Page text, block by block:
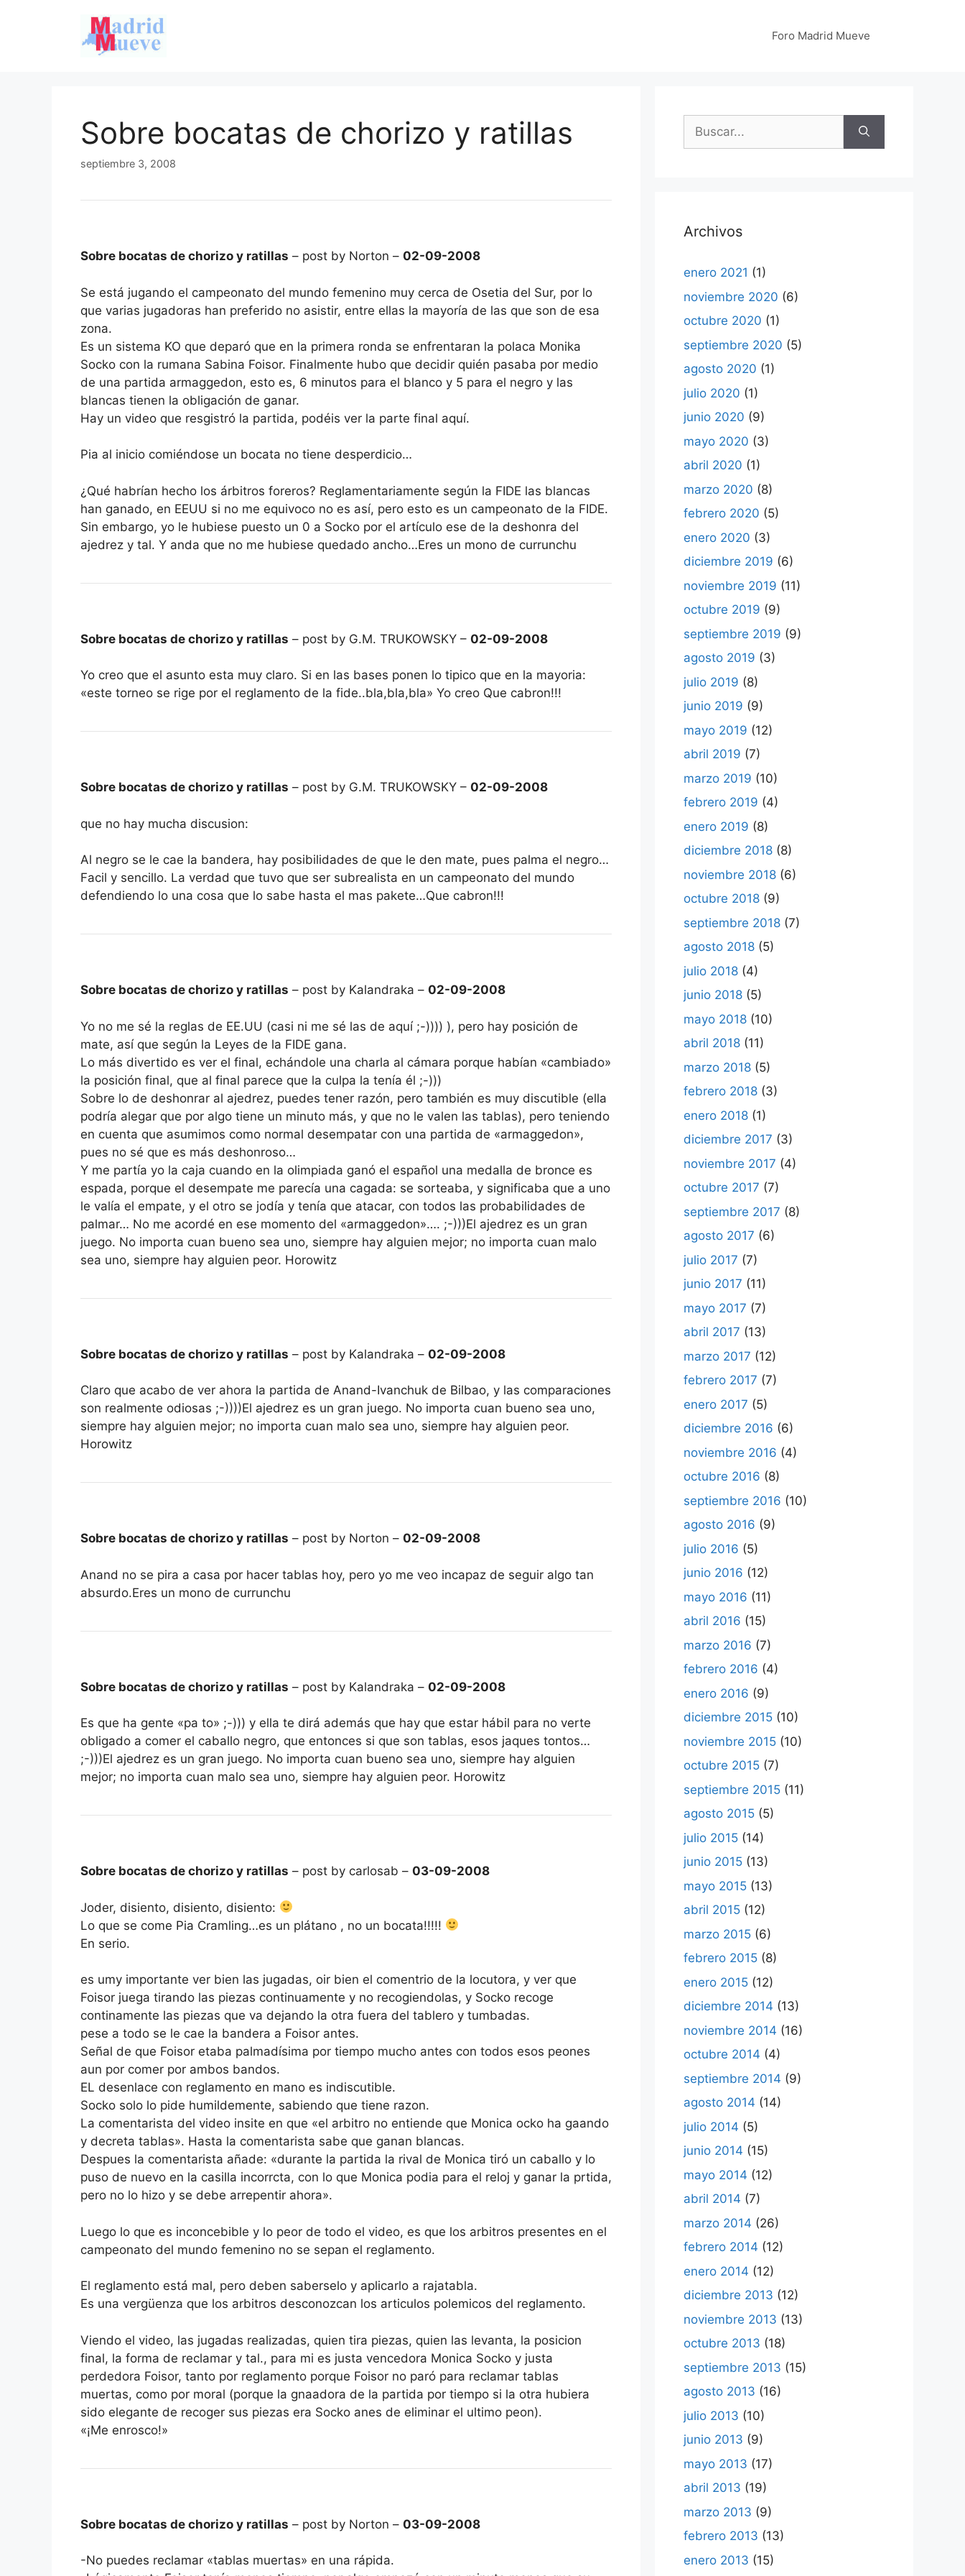
Foro Madrid Mueve
Sobre bocatas de chorizo y ratillas
septiembre 3, 2008
Sobre bocatas de chorizo y ratillas – post by Norton – 02-09-2008
Se está jugando el campeonato del mundo femenino muy cerca de Osetia del Sur, por lo
que varias jugadoras han preferido no asistir, entre ellas la mayoría de las que son de esa
zona.
Es un sistema KO que deparó que en la primera ronda se enfrentaran la polaca Monika
Socko con la rumana Sabina Foisor. Finalmente hubo que decidir quién pasaba por medio
de una partida armaggedon, esto es, 6 minutos para el blanco y 5 para el negro y las
blancas tienen la obligación de ganar.
Hay un video que resgistró la partida, podéis ver la parte final aquí.
Pia al inicio comiéndose un bocata no tiene desperdicio…
¿Qué habrían hecho los árbitros foreros? Reglamentariamente según la FIDE las blancas
han ganado, en EEUU si no me equivoco no es así, pero esto es un campeonato de la FIDE.
Sin embargo, yo le hubiese puesto un 0 a Socko por el artículo ese de la deshonra del
ajedrez y tal. Y anda que no me hubiese quedado ancho…Eres un mono de currunchu
Sobre bocatas de chorizo y ratillas – post by G.M. TRUKOWSKY – 02-09-2008
Yo creo que el asunto esta muy claro. Si en las bases ponen lo tipico que en la mayoria:
«este torneo se rige por el reglamento de la fide..bla,bla,bla» Yo creo Que cabron!!!
Sobre bocatas de chorizo y ratillas – post by G.M. TRUKOWSKY – 02-09-2008
que no hay mucha discusion:
Al negro se le cae la bandera, hay posibilidades de que le den mate, pues palma el negro…
Facil y sencillo. La verdad que tuvo que ser subrealista en un campeonato del mundo
defendiendo lo una cosa que lo sabe hasta el mas pakete…Que cabron!!!
Sobre bocatas de chorizo y ratillas – post by Kalandraka – 02-09-2008
Yo no me sé la reglas de EE.UU (casi ni me sé las de aquí ;-)))) ), pero hay posición de
mate, así que según la Leyes de la FIDE gana.
Lo más divertido es ver el final, echándole una charla al cámara porque habían «cambiado»
la posición final, que al final parece que la culpa la tenía él ;-)))
Sobre lo de deshonrar al ajedrez, puedes tener razón, pero también es muy discutible (ella
podría alegar que por algo tiene un minuto más, y que no le valen las tablas), pero teniendo
en cuenta que asumimos como normal desempatar con una partida de «armaggedon»,
pues no sé que es más deshonroso…
Y me partía yo la caja cuando en la olimpiada ganó el español una medalla de bronce es
espada, porque el desempate me parecía una cagada: se sorteaba, y significaba que a uno
le valía el empate, y el otro se jodía y tenía que atacar, con todos las probabilidades de
palmar… No me acordé en ese momento del «armaggedon»…. ;-)))El ajedrez es un gran
juego. No importa cuan bueno sea uno, siempre hay alguien mejor; no importa cuan malo
sea uno, siempre hay alguien peor. Horowitz
Sobre bocatas de chorizo y ratillas – post by Kalandraka – 02-09-2008
Claro que acabo de ver ahora la partida de Anand-Ivanchuk de Bilbao, y las comparaciones
son realmente odiosas ;-))))El ajedrez es un gran juego. No importa cuan bueno sea uno,
siempre hay alguien mejor; no importa cuan malo sea uno, siempre hay alguien peor.
Horowitz
Sobre bocatas de chorizo y ratillas – post by Norton – 02-09-2008
Anand no se pira a casa por hacer tablas hoy, pero yo me veo incapaz de seguir algo tan
absurdo.Eres un mono de currunchu
Sobre bocatas de chorizo y ratillas – post by Kalandraka – 02-09-2008
Es que ha gente «pa to» ;-))) y ella te dirá además que hay que estar hábil para no verte
obligado a comer el caballo negro, que entonces si que son tablas, esos jaques tontos…
;-)))El ajedrez es un gran juego. No importa cuan bueno sea uno, siempre hay alguien
mejor; no importa cuan malo sea uno, siempre hay alguien peor. Horowitz
Sobre bocatas de chorizo y ratillas – post by carlosab – 03-09-2008
Joder, disiento, disiento, disiento:
Lo que se come Pia Cramling…es un plátano , no un bocata!!!!!
En serio.
es umy importante ver bien las jugadas, oir bien el comentrio de la locutora, y ver que
Foisor juega tirando las piezas continuamente y no recogiendolas, y Socko recoge
continamente las piezas que va dejando la otra fuera del tablero y tumbadas.
pese a todo se le cae la bandera a Foisor antes.
Señal de que Foisor etaba palmadísima por tiempo mucho antes con todos esos peones
aun por comer por ambos bandos.
EL desenlace con reglamento en mano es indiscutible.
Socko solo lo pide humildemente, sabiendo que tiene razon.
La comentarista del video insite en que «el arbitro no entiende que Monica ocko ha gaando
y decreta tablas». Hasta la comentarista sabe que ganan blancas.
Despues la comentarista añade: «durante la partida la rival de Monica tiró un caballo y lo
puso de nuevo en la casilla incorrcta, con lo que Monica podia para el reloj y ganar la prtida,
pero no lo hizo y se debe arrepentir ahora».
Luego lo que es inconcebible y lo peor de todo el video, es que los arbitros presentes en el
campeonato del mundo femenino no se sepan el reglamento.
El reglamento está mal, pero deben saberselo y aplicarlo a rajatabla.
Es una vergüenza que los arbitros desconozcan los articulos polemicos del reglamento.
Viendo el video, las jugadas realizadas, quien tira piezas, quien las levanta, la posicion
final, la forma de reclamar y tal., para mi es justa vencedora Monica Socko y justa
perdedora Foisor, tanto por reglamento porque Foisor no paró para reclamar tablas
muertas, como por moral (porque la gnaadora de la partida por tiempo si la otra hubiera
sido elegante de recoger sus piezas era Socko anes de eliminar el ultimo peon).
«¡Me enrosco!»
Sobre bocatas de chorizo y ratillas – post by Norton – 03-09-2008
-No puedes reclamar «tablas muertas» en una rápida.
Buscar:
Archivos
enero 2021 (1)
noviembre 2020 (6)
octubre 2020 (1)
septiembre 2020 (5)
agosto 2020 (1)
julio 2020 (1)
junio 2020 (9)
mayo 2020 (3)
abril 2020 (1)
marzo 2020 (8)
febrero 2020 (5)
enero 2020 (3)
diciembre 2019 (6)
noviembre 2019 (11)
octubre 2019 (9)
septiembre 2019 (9)
agosto 2019 (3)
julio 2019 (8)
junio 2019 (9)
mayo 2019 (12)
abril 2019 (7)
marzo 2019 (10)
febrero 2019 (4)
enero 2019 (8)
diciembre 2018 (8)
noviembre 2018 (6)
octubre 2018 (9)
septiembre 2018 (7)
agosto 2018 (5)
julio 2018 (4)
junio 2018 (5)
mayo 2018 (10)
abril 2018 (11)
marzo 2018 (5)
febrero 2018 (3)
enero 2018 (1)
diciembre 2017 (3)
noviembre 2017 (4)
octubre 2017 (7)
septiembre 2017 (8)
agosto 2017 (6)
julio 2017 (7)
junio 2017 (11)
mayo 2017 (7)
abril 2017 (13)
marzo 2017 (12)
febrero 2017 (7)
enero 2017 (5)
diciembre 2016 (6)
noviembre 2016 (4)
octubre 2016 (8)
septiembre 2016 (10)
agosto 2016 (9)
julio 2016 (5)
junio 2016 (12)
mayo 2016 (11)
abril 2016 (15)
marzo 2016 (7)
febrero 2016 (4)
enero 2016 (9)
diciembre 2015 (10)
noviembre 2015 (10)
octubre 2015 (7)
septiembre 2015 (11)
agosto 2015 (5)
julio 2015 (14)
junio 2015 (13)
mayo 2015 (13)
abril 2015 (12)
marzo 2015 (6)
febrero 2015 (8)
enero 2015 (12)
diciembre 2014 (13)
noviembre 2014 (16)
octubre 2014 (4)
septiembre 2014 (9)
agosto 2014 (14)
julio 2014 (5)
junio 2014 (15)
mayo 2014 (12)
abril 2014 (7)
marzo 2014 (26)
febrero 2014 (12)
enero 2014 (12)
diciembre 2013 (12)
noviembre 2013 (13)
octubre 2013 (18)
septiembre 2013 (15)
agosto 2013 (16)
julio 2013 (10)
junio 2013 (9)
mayo 2013 (17)
abril 2013 (19)
marzo 2013 (9)
febrero 2013 (13)
enero 2013 (15)